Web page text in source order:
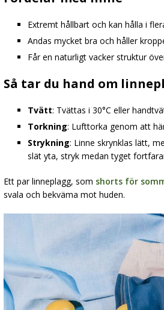
Extremt hållbart och kan hålla i
Andas mycket bra och håller
Får en naturligt vacker struktur
Så tar du hand om
Tvätt: Tvättas i 30°C eller
Torkning: Lufttorka genom att
Strykning: Linne skrynklas lätt,
slät yta, stryk medan tyget
Ett par linneplagg, som shorts för
svala och bekväma mot huden.